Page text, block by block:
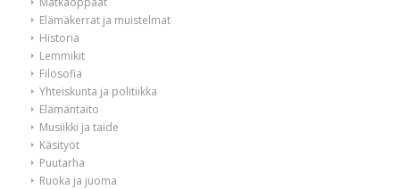
Elämäkerrat ja muistelmat
Historia
Lemmikit
Filosofia
Yhteiskunta ja politiikka
Elämäntaito
Musiikki ja taide
Käsityöt
Puutarha
Ruoka ja juoma